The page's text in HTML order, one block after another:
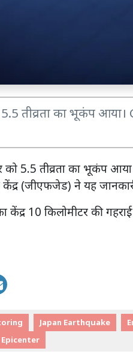
तीव्रता का भूकंप
को 5.5 तीव्रता का भूकंप
केंद्र (जीएफजेड) ने यह
10 किलोमीटर की गहराई
Japan Earthquake
Epicenter